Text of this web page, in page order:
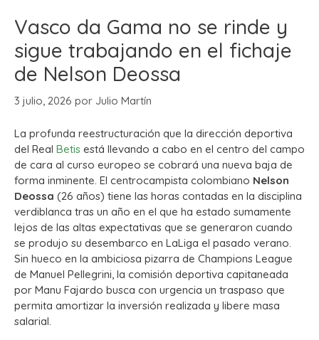
Vasco da Gama no se rinde y
sigue trabajando en el fichaje
de Nelson Deossa
3 julio, 2026 por Julio Martín
La profunda reestructuración que la dirección deportiva
del Real Betis está llevando a cabo en el centro del campo
de cara al curso europeo se cobrará una nueva baja de
forma inminente. El centrocampista colombiano Nelson
Deossa (26 años) tiene las horas contadas en la disciplina
verdiblanca tras un año en el que ha estado sumamente
lejos de las altas expectativas que se generaron cuando
se produjo su desembarco en LaLiga el pasado verano.
Sin hueco en la ambiciosa pizarra de Champions League
de Manuel Pellegrini, la comisión deportiva capitaneada
por Manu Fajardo busca con urgencia un traspaso que
permita amortizar la inversión realizada y libere masa
salarial.